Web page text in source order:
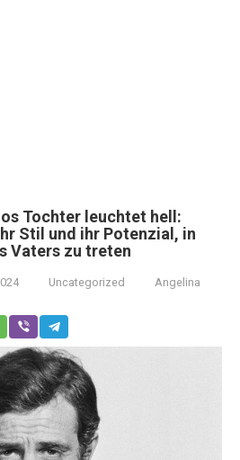
Tochter leuchtet hell:
Stil und ihr Potenzial, in
Vaters zu treten
Uncategorized
Angelina